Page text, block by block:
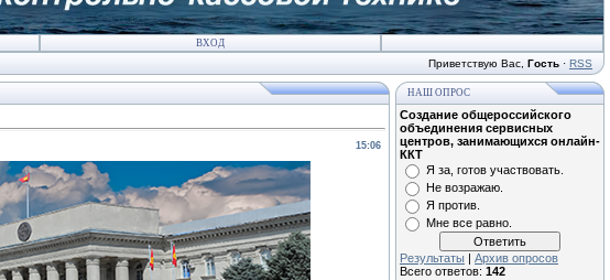
ВХОД
Приветствую Вас Гость · RSS
15:06
НАШ ОПРОС
Создание общероссийского
объединения сервисных
центров, занимающихся онлайн-
ККТ
Я за, готов участвовать.
Не возражаю.
Я против.
Мне все равно.
Результаты | Архив опросов
Всего ответов: 142